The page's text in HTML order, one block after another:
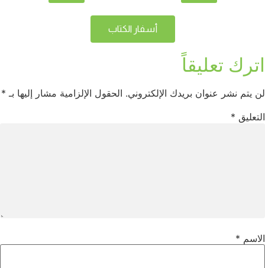
أسفار الكتاب
اترك تعليقاً
لن يتم نشر عنوان بريدك الإلكتروني. الحقول الإلزامية مشار إليها بـ *
التعليق *
الاسم *